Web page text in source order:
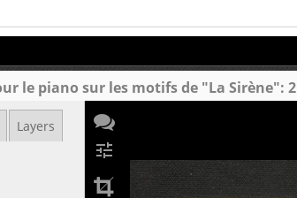
le piano sur les motifs de "La Sirène": 2
Layers
tune